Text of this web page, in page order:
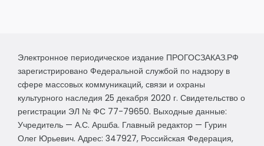
Электронное периодическое издание ПРОГОСЗАКАЗ.РФ
зарегистрировано Федеральной службой по надзору в
сфере массовых коммуникаций, связи и охраны
культурного наследия 25 декабря 2020 г. Свидетельство о
регистрации ЭЛ № ФС 77-79650. Выходные данные:
Учредитель — А.С. Аршба. Главный редактор — Гурин
Олег Юрьевич. Адрес: 347927, Российская Федерация,